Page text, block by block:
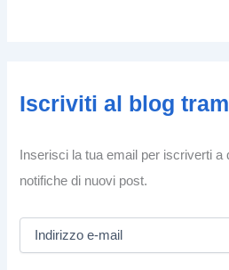
Iscriviti al blog
Inserisci la tua email per iscriverti
notifiche di nuovi post.